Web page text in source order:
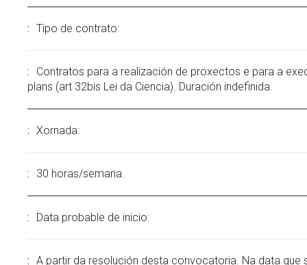
Tipo de contrato:
Contratos para a realización de proxectos e para a
plans (art 32bis Lei da Ciencia). Duración indefinida.
Xornada:
30 horas/semana.
Data probable de inicio:
A partir da resolución desta convocatoria. Na data que